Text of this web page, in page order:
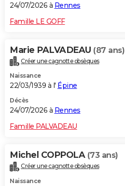
24/07/2026 à Rennes
Famille LE GOFF
Marie PALVADEAU (87 ans)
Créer une cagnotte obsèques
Naissance
22/03/1939 à l' Épine
Décès
24/07/2026 à Rennes
Famille PALVADEAU
Michel COPPOLA (73 ans)
Créer une cagnotte obsèques
Naissance